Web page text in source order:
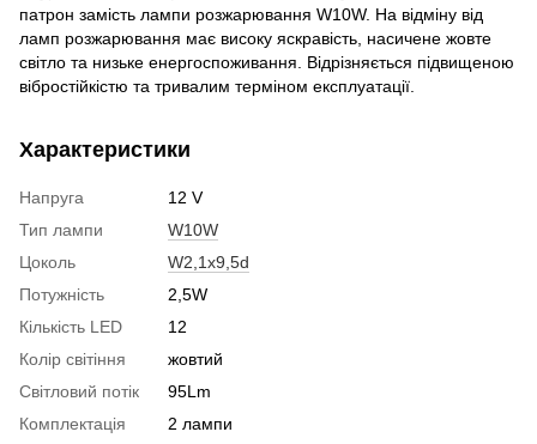
патрон замість лампи розжарювання W10W. На відміну від
ламп розжарювання має високу яскравість, насичене жовте
світло та низьке енергоспоживання. Відрізняється підвищеною
вібростійкістю та тривалим терміном експлуатації.
Характеристики
Напруга
12 V
Тип лампи
W10W
Цоколь
W2,1x9,5d
Потужність
2,5W
Кількість LED
12
Колір світіння
жовтий
Світловий потік
95Lm
Комплектація
2 лампи